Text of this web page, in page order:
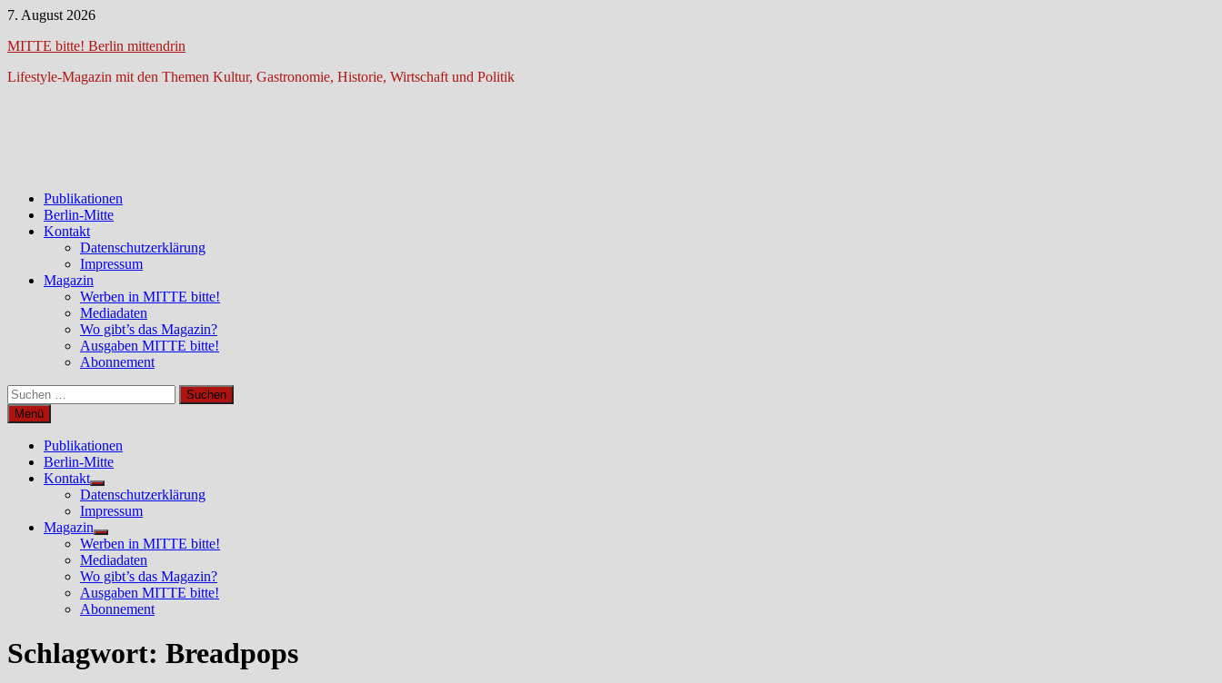
Zum
springen
7. August 2026
MITTE bitte! Berlin mittendrin
Lifestyle-Magazin mit den Themen Kultur, Gastronomie, Historie, Wirtschaft und Politik
Publikationen
Berlin-Mitte
Kontakt
Datenschutzerklärung
Impressum
Magazin
Werben in MITTE bitte!
Mediadaten
Wo gibt’s das Magazin?
Ausgaben MITTE bitte!
Abonnement
Suchen
nach:
Menü
Publikationen
Berlin-Mitte
Kontakt
Untermenü
anzeigen
Datenschutzerklärung
Impressum
Magazin
Untermenü
anzeigen
Werben in MITTE bitte!
Mediadaten
Wo gibt’s das Magazin?
Ausgaben MITTE bitte!
Abonnement
Schlagwort: Breadpops